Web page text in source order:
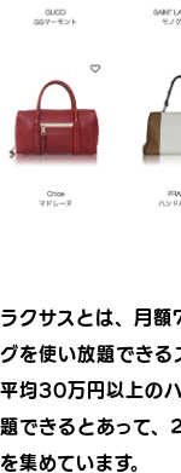
ラクサスとは、月
グを使い放題できる
平均30万円以上の
題できるとあって
を集めています。